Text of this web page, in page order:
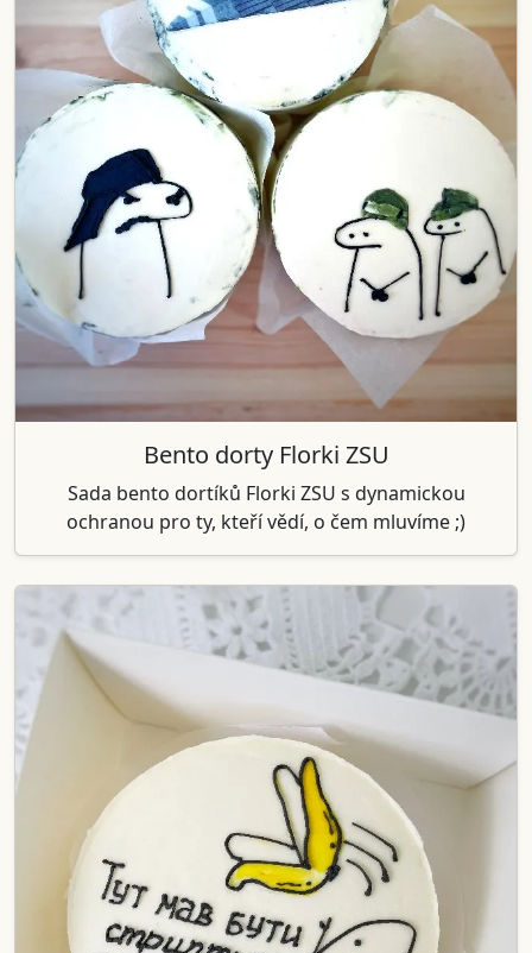
Bento dorty Florki ZSU
Sada bento dortíků Florki ZSU s dynamickou
ochranou pro ty, kteří vědí, o čem mluvíme ;)